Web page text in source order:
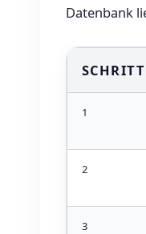
Datenbank
SCHRITT
1
2
3